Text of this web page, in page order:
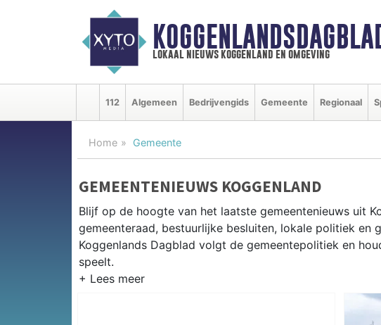
lokaal nieuws koggenland en omgeving
112 Algemeen Bedrijvengids Gemeente Regionaal
Home Gemeente
GEMEENTENIEUWS KOGGENLAND
Blijf op de hoogte van het laatste gemeentenieuws uit
gemeenteraad, bestuurlijke besluiten, lokale politiek en
Koggenlands Dagblad volgt de gemeentepolitiek en
speelt.
Van woningbouwplannen in de dorpskern en het